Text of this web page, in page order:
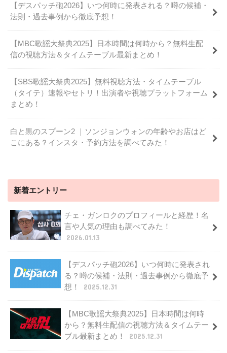
【デスパッチ砲2026】いつ何時に発表される？噂の候補・
法則・過去事例から徹底予想！
【MBC歌謡大祭典2025】日本時間は何時から？無料生配
信の視聴方法＆タイムテーブル最新まとめ！
【SBS歌謡大祭典2025】無料視聴方法・タイムテーブル
（タイテ）速報やセトリ！出演者や視聴プラットフォーム
まとめ！
白と黒のスプーン2 ｜ソンジョンウォンの年齢やお店はど
こにある？インスタ・予約方法を調べてみた！
新着エントリー
チェ・ガンロクのプロフィールと経歴！名
言や人気の理由も調べてみた！
2026.01.13
【デスパッチ砲2026】いつ何時に発表され
る？噂の候補・法則・過去事例から徹底予
想！
2025.12.31
【MBC歌謡大祭典2025】日本時間は何時
から？無料生配信の視聴方法＆タイムテー
ブル最新まとめ！
2025.12.31